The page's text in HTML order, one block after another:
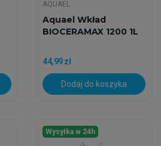
AQUAEL
Aquael Wkład
BIOCERAMAX 1200 1L
44,99 zł
Dodaj do koszyka
Wysyłka w 24h